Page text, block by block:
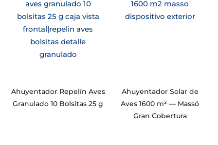
Ahuyentador Repelín Aves
Granulado 10 Bolsitas 25 g
Ahuyentador Solar de
Aves 1600 m² — Massó
Gran Cobertura